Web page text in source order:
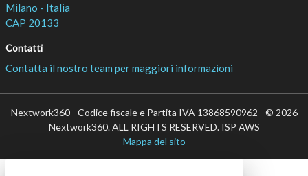
Milano - Italia
CAP 20133
Contatti
Contatta il nostro team per maggiori informazioni
Nextwork360 - Codice fiscale e Partita IVA 13868590962 - © 2026
Nextwork360. ALL RIGHTS RESERVED. ISP AWS
Mappa del sito